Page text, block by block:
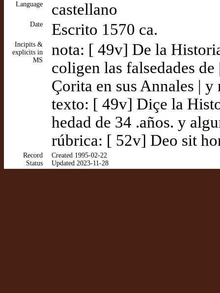
Language castellano
Date Escrito 1570 ca.
Incipits &
explicits in
MS
nota: [ 49v] De la
coligen las falsedades
Çorita en sus Annales | y
texto: [ 49v] Diçe la
hedad de 34 .años. y
rúbrica: [ 52v] Deo sit
Record
Status
Created 1995-02-22
Updated 2023-11-28